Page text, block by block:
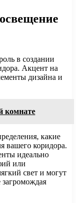
в создании
Акцент на
дизайна и
комнате
какие
вашего коридора.
идеально
или
свет и могут